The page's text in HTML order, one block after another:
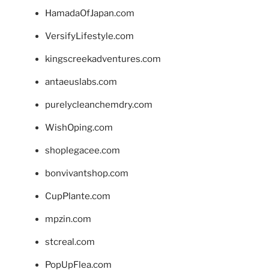
HamadaOfJapan.com
VersifyLifestyle.com
kingscreekadventures.com
antaeuslabs.com
purelycleanchemdry.com
WishOping.com
shoplegacee.com
bonvivantshop.com
CupPlante.com
mpzin.com
stcreal.com
PopUpFlea.com